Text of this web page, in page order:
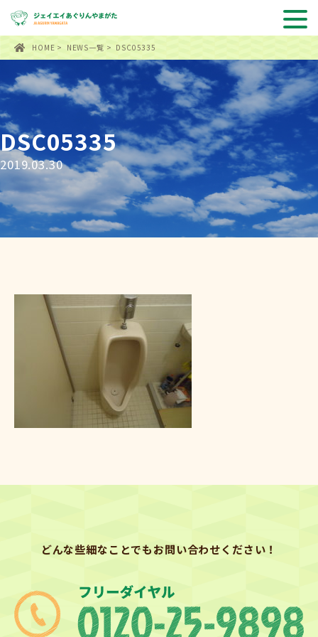
HOME > NEWS一覧 > DSC05335
DSC05335
2019.03.30
どんな些細なことでもお問い合わせください！